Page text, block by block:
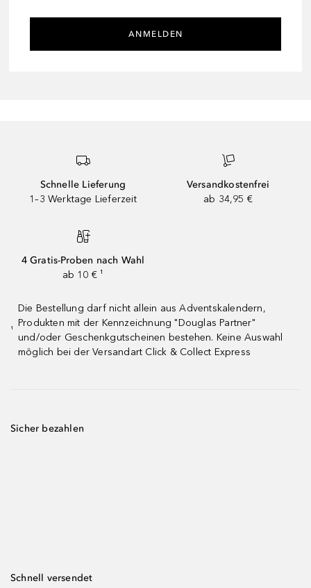
ANMELDEN
Schnelle Lieferung
1–3 Werktage Lieferzeit
Versandkostenfrei
ab 34,95 €
4 Gratis-Proben nach Wahl
ab 10 € ¹
¹
Die Bestellung darf nicht allein aus Adventskalendern,
Produkten mit der Kennzeichnung "Douglas Partner"
und/oder Geschenkgutscheinen bestehen. Keine Auswahl
möglich bei der Versandart Click & Collect Express
Sicher bezahlen
Schnell versendet